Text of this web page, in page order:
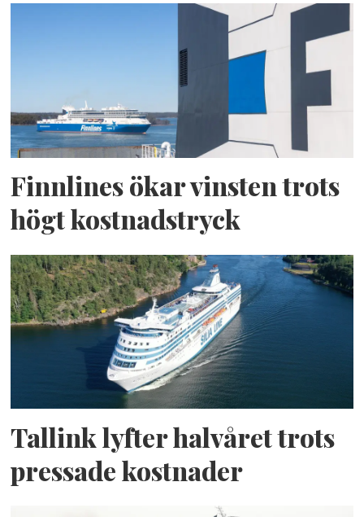
Finnlines ökar vinsten trots
högt kostnadstryck
Tallink lyfter halvåret trots
pressade kostnader